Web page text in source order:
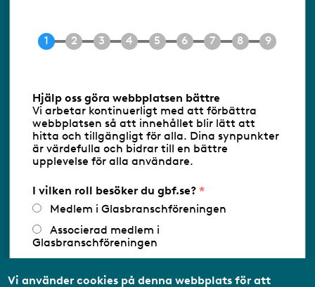
E-post info@gbf.se
Följ oss via RSS
Databasens namn:www.gbf.se-
Glasbranschföreningen AB - Ansvarig
utgivare: Sofia Wahlgren
Hjälp oss göra webbplatsen bättre
Vi arbetar kontinuerligt med att förbättra
webbplatsen så att innehållet blir lätt att
hitta och tillgängligt för alla. Dina synpunkter
är värdefulla och bidrar till en bättre
upplevelse för alla användare.
I vilken roll besöker du gbf.se?
Medlem i Glasbranschföreningen
Associerad medlem i
Glasbranschföreningen
medlemsorganisation/Svenskt Näringsliv
Vi använder cookies på denna webbplats för att